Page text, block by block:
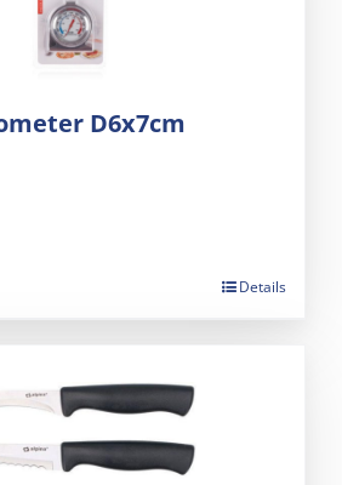
D6x7cm
Details